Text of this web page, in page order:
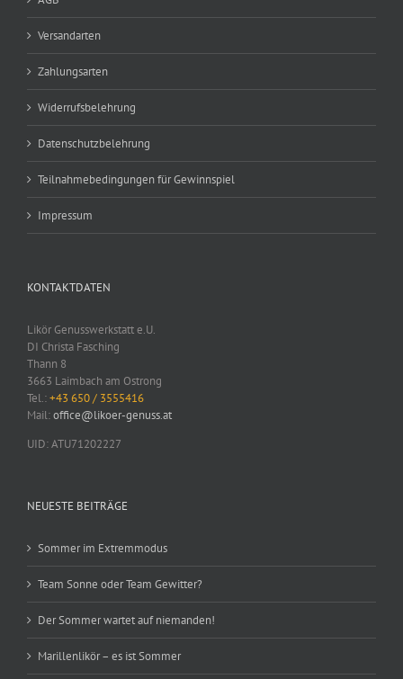
Versandarten
Zahlungsarten
Widerrufsbelehrung
Datenschutzbelehrung
Teilnahmebedingungen für Gewinnspiel
Impressum
KONTAKTDATEN
Likör Genusswerkstatt e.U.
DI Christa Fasching
Thann 8
3663 Laimbach am Ostrong
Tel.:+43 650 / 3555416
Mail:office@likoer-genuss.at
UID: ATU71202227
NEUESTE BEITRÄGE
Sommer im Extremmodus
Team Sonne oder Team Gewitter?
Der Sommer wartet auf niemanden!
Marillenlikör – es ist Sommer